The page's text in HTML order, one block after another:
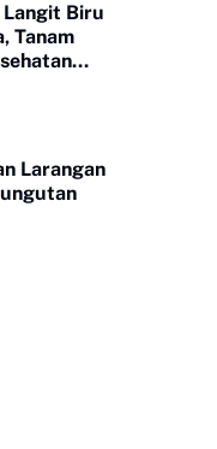
Biru
Tanam
Larangan